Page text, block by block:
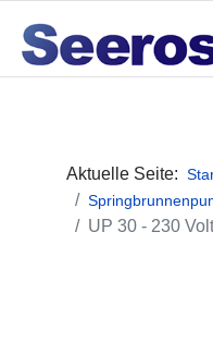
Aktuelle Seite:
UP 30 - 230 Volt